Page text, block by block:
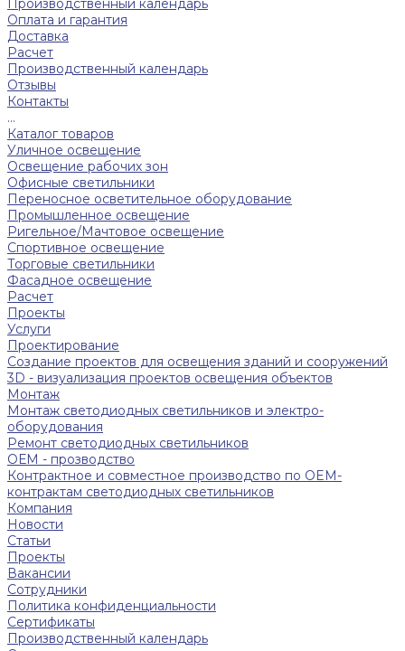
Производственный календарь
Оплата и гарантия
Доставка
Расчет
Производственный календарь
Отзывы
Контакты
...
Каталог товаров
Уличное освещение
Освещение рабочих зон
Офисные светильники
Переносное осветительное оборудование
Промышленное освещение
Ригельное/Мачтовое освещение
Спортивное освещение
Торговые светильники
Фасадное освещение
Расчет
Проекты
Услуги
Проектирование
Создание проектов для освещения зданий и сооружений
3D - визуализация проектов освещения объектов
Монтаж
Монтаж светодиодных светильников и электро-
оборудования
Ремонт светодиодных светильников
ОЕМ - прозводство
Контрактное и совместное производство по OEM-
контрактам светодиодных светильников
Компания
Новости
Статьи
Проекты
Вакансии
Сотрудники
Политика конфиденциальности
Сертификаты
Производственный календарь